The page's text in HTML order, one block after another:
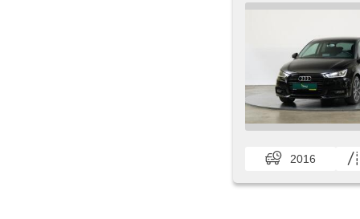
2016